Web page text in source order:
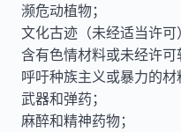
濒危动植物；
文化古迹（未经适当许可
含有色情材料或未经许可
呼吁种族主义或暴力的材
武器和弹药；
麻醉和精神药物；